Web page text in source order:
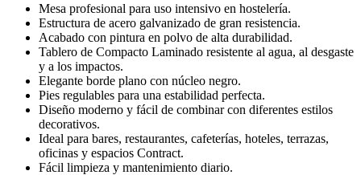
Mesa profesional para uso intensivo en hostelería.
Estructura de acero galvanizado de gran resistencia.
Acabado con pintura en polvo de alta durabilidad.
Tablero de Compacto Laminado resistente al agua, al desgaste
y a los impactos.
Elegante borde plano con núcleo negro.
Pies regulables para una estabilidad perfecta.
Diseño moderno y fácil de combinar con diferentes estilos
decorativos.
Ideal para bares, restaurantes, cafeterías, hoteles, terrazas,
oficinas y espacios Contract.
Fácil limpieza y mantenimiento diario.